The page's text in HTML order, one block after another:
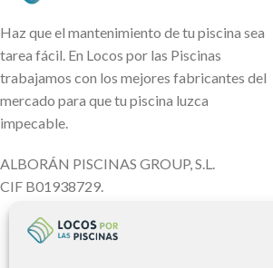
Haz que el mantenimiento de tu piscina sea
tarea fácil. En Locos por las Piscinas
trabajamos con los mejores fabricantes del
mercado para que tu piscina luzca
impecable.
ALBORÁN PISCINAS GROUP, S.L.
CIF B01938729.